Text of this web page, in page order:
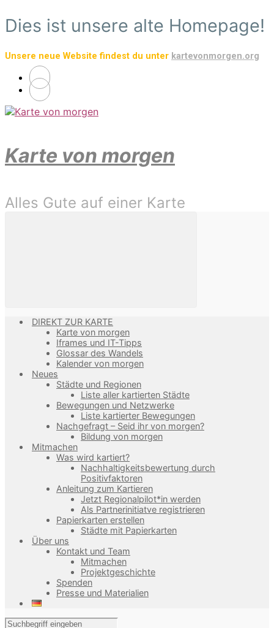
Zum
Hauptinhalt
Dies ist unsere alte Homepage!
Unsere neue Website findest du unter kartevonmorgen.org
Karte von morgen
Alles Gute auf einer Karte
DIREKT ZUR KARTE
Karte von morgen
Iframes und IT-Tipps
Glossar des Wandels
Kalender von morgen
Neues
Städte und Regionen
Liste aller kartierten Städte
Bewegungen und Netzwerke
Liste kartierter Bewegungen
Nachgefragt – Seid ihr von morgen?
Bildung von morgen
Mitmachen
Was wird kartiert?
Nachhaltigkeitsbewertung durch
Positivfaktoren
Anleitung zum Kartieren
Jetzt Regionalpilot*in werden
Als Partnerinitiatve registrieren
Papierkarten erstellen
Städte mit Papierkarten
Über uns
Kontakt und Team
Mitmachen
Projektgeschichte
Spenden
Presse und Materialien